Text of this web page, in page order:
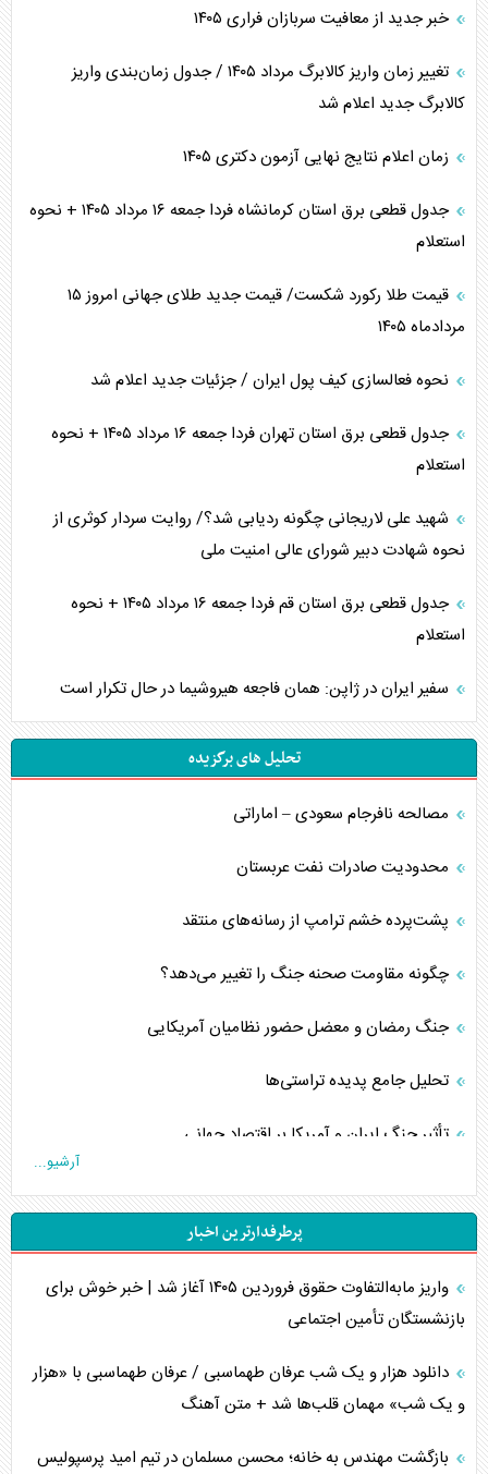
خبر جدید از معافیت سربازان فراری ۱۴۰۵
تغییر زمان واریز کالابرگ مرداد ۱۴۰۵ / جدول زمان‌بندی واریز
کالابرگ جدید اعلام شد
زمان اعلام نتایج نهایی آزمون دکتری ۱۴۰۵
جدول قطعی برق استان کرمانشاه فردا جمعه ۱۶ مرداد ۱۴۰۵ + نحوه
استعلام
قیمت طلا رکورد شکست/ قیمت جدید طلای جهانی امروز ۱۵
مردادماه ۱۴۰۵
نحوه فعالسازی کیف پول ایران / جزئیات جدید اعلام شد
جدول قطعی برق استان تهران فردا جمعه ۱۶ مرداد ۱۴۰۵ + نحوه
استعلام
شهید علی لاریجانی چگونه ردیابی شد؟/ روایت سردار کوثری از
نحوه شهادت دبیر شورای عالی امنیت ملی
جدول قطعی برق استان قم فردا جمعه ۱۶ مرداد ۱۴۰۵ + نحوه
استعلام
سفیر ایران در ژاپن: همان فاجعه هیروشیما در حال تکرار است
تحلیل های برگزیده
مصالحه نافرجام سعودی – اماراتی
محدودیت صادرات نفت عربستان
پشت‌پرده خشم ترامپ از رسانه‌های منتقد
چگونه مقاومت صحنه جنگ را تغییر می‌دهد؟
جنگ رمضان و معضل حضور نظامیان آمریکایی
تحلیل جامع پدیده تراستی‌ها
تأثیر جنگ ایران و آمریکا بر اقتصاد جهانی
تخریب پل‌ها در اوکراین و فروپاشی روایت دوگانه غرب
اربعین، کابوس مشترک تل‌آویو-واشنگتن
برنامه هفتم توسعه در نقطه کور سیاستگذاری
اوکراین بازوی مخرب آمریکا در غرب آسیا
اهمیت راهبردی اردن برای آمریکا
آرشیو...
پرطرفدارترین اخبار
واریز مابه‌التفاوت حقوق فروردین ۱۴۰۵ آغاز شد | خبر خوش برای
بازنشستگان تأمین اجتماعی
دانلود هزار و یک شب عرفان طهماسبی / عرفان طهماسبی با «هزار
و یک شب» مهمان قلب‌ها شد + متن آهنگ
بازگشت مهندس به خانه؛ محسن مسلمان در تیم امید پرسپولیس